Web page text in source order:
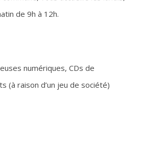
de 9h à 12h.
numériques, CDs de
(à raison d’un jeu de société)